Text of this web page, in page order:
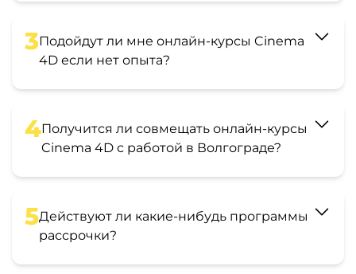
3Подойдут ли мне онлайн-курсы Cinema
4D если нет опыта?
4Получится ли совмещать онлайн-курсы
Cinema 4D с работой в Волгограде?
5Действуют ли какие-нибудь программы
рассрочки?